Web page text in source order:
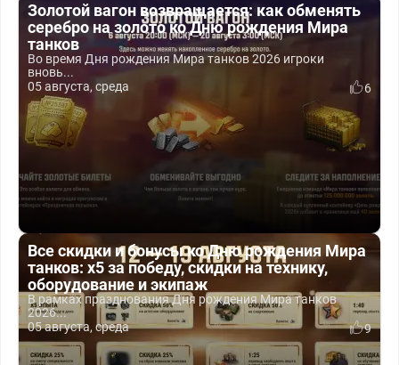
Золотой вагон возвращается: как обменять
серебро на золото ко Дню рождения Мира
танков
Во время Дня рождения Мира танков 2026 игроки
вновь...
05 августа, среда
6
Все скидки и бонусы ко Дню рождения Мира
танков: x5 за победу, скидки на технику,
оборудование и экипаж
В рамках празднования Дня рождения Мира танков
2026...
05 августа, среда
9